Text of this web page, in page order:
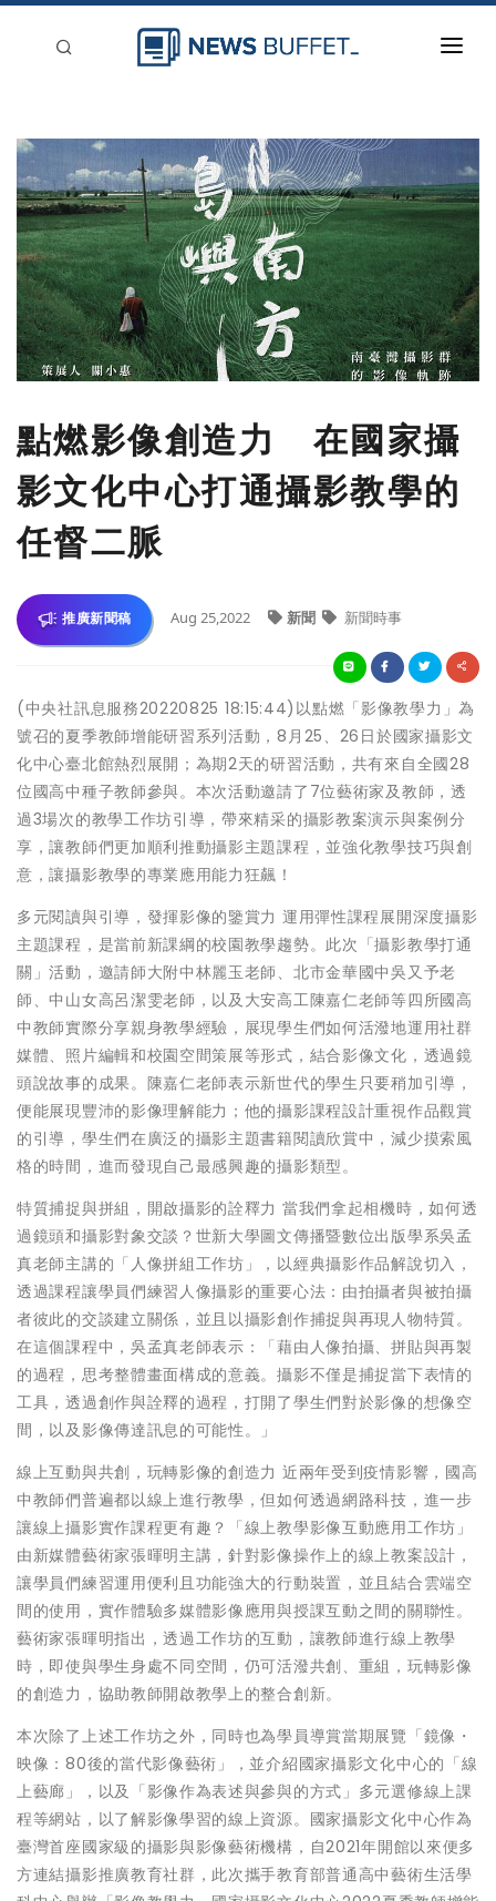
新聞稿分類
登入
刊登
點燃影像創造力 在國家攝
影文化中心打通攝影教學的
任督二脈
推廣新聞稿 Aug 25,2022 新聞 新聞時事
(中央社訊息服務20220825 18:15:44)以點燃「影像教學力」為
號召的夏季教師增能研習系列活動，8月25、26日於國家攝影文
化中心臺北館熱烈展開；為期2天的研習活動，共有來自全國28
位國高中種子教師參與。本次活動邀請了7位藝術家及教師，透
過3場次的教學工作坊引導，帶來精采的攝影教案演示與案例分
享，讓教師們更加順利推動攝影主題課程，並強化教學技巧與創
意，讓攝影教學的專業應用能力狂飆！
多元閱讀與引導，發揮影像的鑒賞力 運用彈性課程展開深度攝影
主題課程，是當前新課綱的校園教學趨勢。此次「攝影教學打通
關」活動，邀請師大附中林麗玉老師、北市金華國中吳又予老
師、中山女高呂潔雯老師，以及大安高工陳嘉仁老師等四所國高
中教師實際分享親身教學經驗，展現學生們如何活潑地運用社群
媒體、照片編輯和校園空間策展等形式，結合影像文化，透過鏡
頭說故事的成果。陳嘉仁老師表示新世代的學生只要稍加引導，
便能展現豐沛的影像理解能力；他的攝影課程設計重視作品觀賞
的引導，學生們在廣泛的攝影主題書籍閱讀欣賞中，減少摸索風
格的時間，進而發現自己最感興趣的攝影類型。
特質捕捉與拼組，開啟攝影的詮釋力 當我們拿起相機時，如何透
過鏡頭和攝影對象交談？世新大學圖文傳播暨數位出版學系吳孟
真老師主講的「人像拼組工作坊」，以經典攝影作品解說切入，
透過課程讓學員們練習人像攝影的重要心法：由拍攝者與被拍攝
者彼此的交談建立關係，並且以攝影創作捕捉與再現人物特質。
在這個課程中，吳孟真老師表示：「藉由人像拍攝、拼貼與再製
的過程，思考整體畫面構成的意義。攝影不僅是捕捉當下表情的
工具，透過創作與詮釋的過程，打開了學生們對於影像的想像空
間，以及影像傳達訊息的可能性。」
線上互動與共創，玩轉影像的創造力 近兩年受到疫情影響，國高
中教師們普遍都以線上進行教學，但如何透過網路科技，進一步
讓線上攝影實作課程更有趣？「線上教學影像互動應用工作坊」
由新媒體藝術家張暉明主講，針對影像操作上的線上教案設計，
讓學員們練習運用便利且功能強大的行動裝置，並且結合雲端空
間的使用，實作體驗多媒體影像應用與授課互動之間的關聯性。
藝術家張暉明指出，透過工作坊的互動，讓教師進行線上教學
時，即使與學生身處不同空間，仍可活潑共創、重組，玩轉影像
的創造力，協助教師開啟教學上的整合創新。
本次除了上述工作坊之外，同時也為學員導賞當期展覽「鏡像・
映像：80後的當代影像藝術」，並介紹國家攝影文化中心的「線
上藝廊」，以及「影像作為表述與參與的方式」多元選修線上課
程等網站，以了解影像學習的線上資源。國家攝影文化中心作為
臺灣首座國家級的攝影與影像藝術機構，自2021年開館以來便多
方連結攝影推廣教育社群，此次攜手教育部普通高中藝術生活學